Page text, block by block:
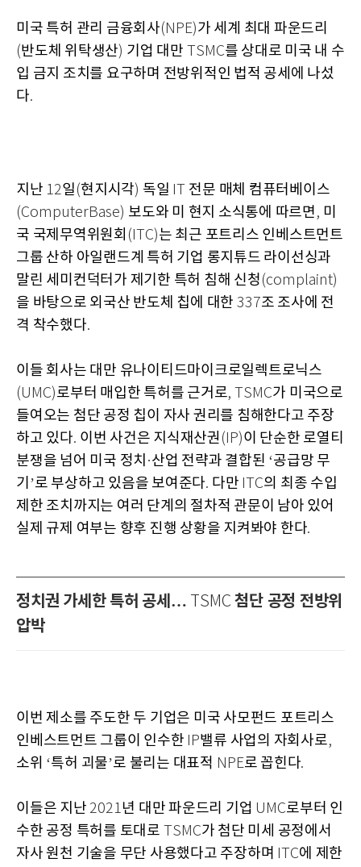
미국 특허 관리 금융회사(NPE)가 세계 최대 파운드리
(반도체 위탁생산) 기업 대만 TSMC를 상대로 미국 내 수
입 금지 조치를 요구하며 전방위적인 법적 공세에 나섰
다.
지난 12일 (현지시각) 독일 IT 전문 매체 컴퓨터베이스
(ComputerBase) 보도와 미 현지 소식통에 따르면, 미
국 국제무역위원회 (ITC)는 최근 포트리스 인베스트먼트
그룹 산하 아일랜드계 특허 기업 롱지튜드 라이선싱과
말린 세미컨덕터가 제기한 특허 침해 신청 (complaint)
을 바탕으로 외국산 반도체 칩에 대한 337조 조사에 전
격 착수했다.
이들 회사는 대만 유나이티드마이크로일렉트로닉스
(UMC)로부터 매입한 특허를 근거로, TSMC가 미국으로
들여오는 첨단 공정 칩이 자사 권리를 침해한다고 주장
하고 있다. 이번 사건은 지식재산권 (IP)이 단순한 로열티
분쟁을 넘어 미국 정치 ·산업 전략과 결합된 ‘공급망 무
기 ’로 부상하고 있음을 보여준다. 다만 ITC의 최종 수입
제한 조치까지는 여러 단계의 절차적 관문이 남아 있어
실제 규제 여부는 향후 진행 상황을 지켜봐야 한다.
정치권 가세한 특허 공세… TSMC첨단 공정 전방위
압박
이번 제소를 주도한 두 기업은 미국 사모펀드 포트리스
인베스트먼트 그룹이 인수한 IP밸류 사업의 자회사로,
소위 ‘특허 괴물’로 불리는 대표적 NPE로 꼽힌다.
이들은 지난 2021년 대만 파운드리 기업 UMC로부터 인
수한 공정 특허를 토대로 TSMC가 첨단 미세 공정에서
자사 원천 기술을 무단 사용했다고 주장하며 ITC에 제한